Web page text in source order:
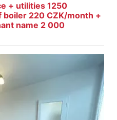
+ utilities 1250
220 CZK/month +
name 2 000